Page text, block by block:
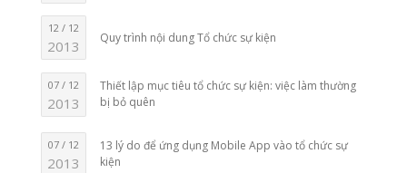
12 / 12
2013 Quy trình nội dung Tổ chức sự kiện
07 / 12
2013
Thiết lập mục tiêu tổ chức sự kiện: việc làm thường
bị bỏ quên
07 / 12
2013
13 lý do để ứng dụng Mobile App vào tổ chức sự
kiện